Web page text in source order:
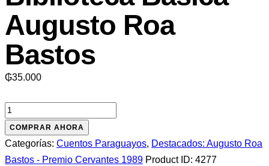
Augusto Roa
Bastos
₲35.000
Cuentos
selectos:
Coleccion
Biblioteca
COMPRAR AHORA
Categorías: Cuentos Paraguayos, Destacados: Augusto Roa
Bastos - Premio Cervantes 1989 Product ID: 4277